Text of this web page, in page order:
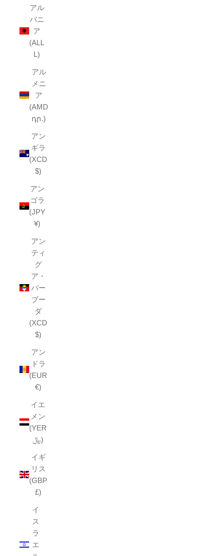
アル
バニ
ア
(ALL
L)
アル
メニ
ア
(AMD
դր.)
アン
ギラ
(XCD
$)
アン
ゴラ
(JPY
¥)
アン
ティ
グ
ア・
バー
ブー
ダ
(XCD
$)
アン
ドラ
(EUR
€)
イエ
メン
(YER
﷼)
イギ
リス
(GBP
£)
イ
ス
ラ
エ